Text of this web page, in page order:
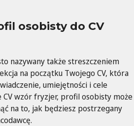
osobisty do CV
nazywany także streszczeniem
na początku Twojego CV, która
umiejętności i cele
CV wzór fryzjer, profil osobisty może
na to, jak będziesz postrzegany